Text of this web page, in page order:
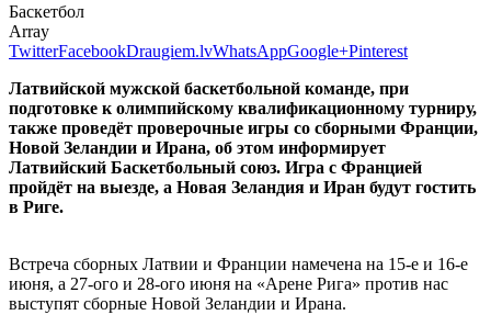
Баскетбол
Array
TwitterFacebookDraugiem.lvWhatsAppGoogle+Pinterest
Латвийской мужской баскетбольной команде, при
подготовке к олимпийскому квалификационному турниру,
также проведёт проверочные игры со сборными Франции,
Новой Зеландии и Ирана, об этом информирует
Латвийский Баскетбольный союз. Игра с Францией
пройдёт на выезде, а Новая Зеландия и Иран будут гостить
в Риге.
Встреча сборных Латвии и Франции намечена на 15-е и 16-е
июня, а 27-ого и 28-ого июня на «Арене Рига» против нас
выступят сборные Новой Зеландии и Ирана.